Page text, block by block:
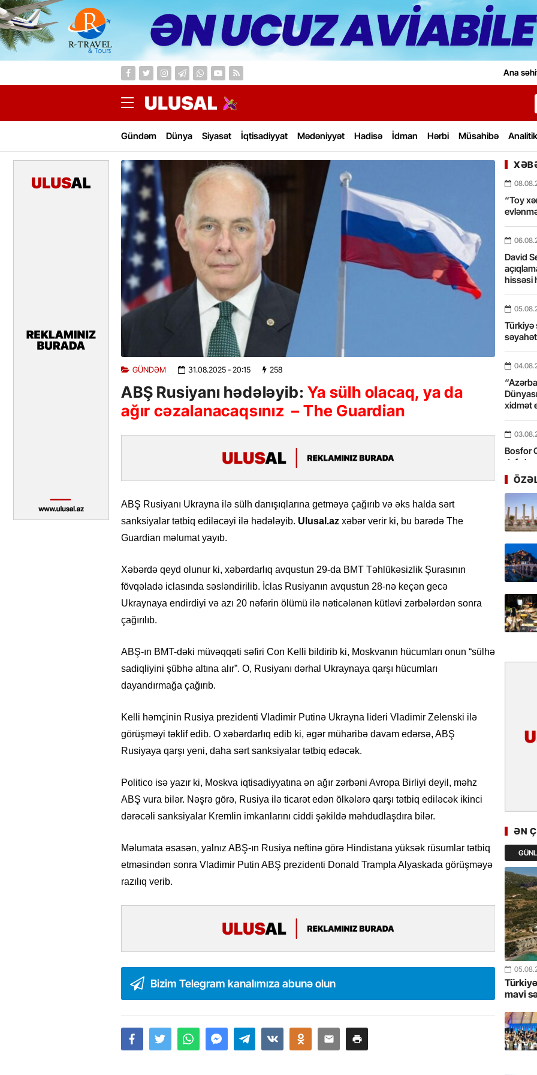
Ana
Gündəm Dünya Siyasət İqtisadiyyat Mədəniyyət Hadisə İdman Hərbi Müsahibə
GÜNDƏM 31.08.2025- 20:15 258
ABŞ Rusiyanı hədələyib:Ya sülh olacaq, ya da
ağır cəzalanacaqsınız – The Guardian
ABŞ Rusiyanı Ukrayna ilə sülh danışıqlarına getməyə çağırıb və əks halda sərt
sanksiyalar tətbiq ediləcəyi ilə hədələyib. Ulusal.az xəbər verir ki, bu barədə The
Guardian məlumat yayıb.
Xəbərdə qeyd olunur ki, xəbərdarlıq avqustun 29-da BMT Təhlükəsizlik Şurasının
fövqəladə iclasında səsləndirilib. İclas Rusiyanın avqustun 28-nə keçən gecə
Ukraynaya endirdiyi və azı 20 nəfərin ölümü ilə nəticələnən kütləvi zərbələrdən sonra
çağırılıb.
ABŞ-ın BMT-dəki müvəqqəti səfiri Con Kelli bildirib ki, Moskvanın hücumları onun “sülhə
sadiqliyini şübhə altına alır”. O, Rusiyanı dərhal Ukraynaya qarşı hücumları
dayandırmağa çağırıb.
Kelli həmçinin Rusiya prezidenti Vladimir Putinə Ukrayna lideri Vladimir Zelenski ilə
görüşməyi təklif edib. O xəbərdarlıq edib ki, əgər müharibə davam edərsə, ABŞ
Rusiyaya qarşı yeni, daha sərt sanksiyalar tətbiq edəcək.
Politico isə yazır ki, Moskva iqtisadiyyatına ən ağır zərbəni Avropa Birliyi deyil, məhz
ABŞ vura bilər. Nəşrə görə, Rusiya ilə ticarət edən ölkələrə qarşı tətbiq ediləcək ikinci
dərəcəli sanksiyalar Kremlin imkanlarını ciddi şəkildə məhdudlaşdıra bilər.
Məlumata əsasən, yalnız ABŞ-ın Rusiya neftinə görə Hindistana yüksək rüsumlar tətbiq
etməsindən sonra Vladimir Putin ABŞ prezidenti Donald Trampla Alyaskada görüşməyə
razılıq verib.
Bizim Telegram kanalımıza abunə olun
“Toy
David
hissəsi
Türkiyə
xidmət
Bosfor
dəfə
Ana
Tarixin
İlin ilk
çox
-
Türkiyə
“İlham
mərhələ
ƏN
mavi